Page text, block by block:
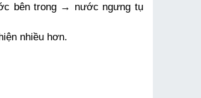
bên trong → nước ngưng tụ
nhiều hơn.